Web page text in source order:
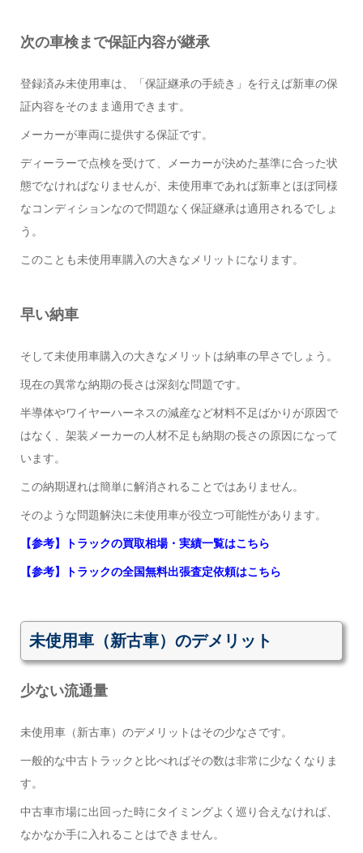
次の車検まで保証内容が継承
登録済み未使用車は、「保証継承の手続き」を行えば新車の保
証内容をそのまま適用できます。
メーカーが車両に提供する保証です。
ディーラーで点検を受けて、メーカーが決めた基準に合った状
態でなければなりませんが、未使用車であれば新車とほぼ同様
なコンディションなので問題なく保証継承は適用されるでしょ
う。
このことも未使用車購入の大きなメリットになります。
早い納車
そして未使用車購入の大きなメリットは納車の早さでしょう。
現在の異常な納期の長さは深刻な問題です。
半導体やワイヤーハーネスの減産など材料不足ばかりが原因で
はなく、架装メーカーの人材不足も納期の長さの原因になって
います。
この納期遅れは簡単に解消されることではありません。
そのような問題解決に未使用車が役立つ可能性があります。
【参考】トラックの買取相場・実績一覧はこちら
【参考】トラックの全国無料出張査定依頼はこちら
未使用車（新古車）のデメリット
少ない流通量
未使用車（新古車）のデメリットはその少なさです。
一般的な中古トラックと比べればその数は非常に少なくなりま
す。
中古車市場に出回った時にタイミングよく巡り合えなければ、
なかなか手に入れることはできません。